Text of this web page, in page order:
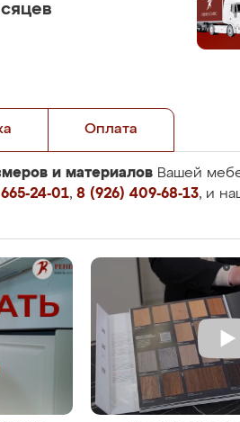
Оплата
и материалов Вашей
24-01, 8 (926) 409-68-13, и